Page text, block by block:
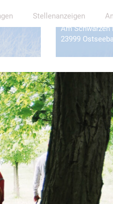
Stellenanzeigen
für Vorsorge
Am Schwarzen
23999